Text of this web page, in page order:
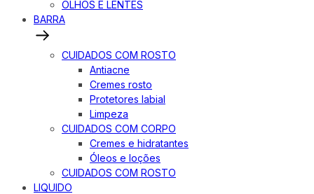
OLHOS E LENTES
BARRA
CUIDADOS COM ROSTO
Antiacne
Cremes rosto
Protetores labial
Limpeza
CUIDADOS COM CORPO
Cremes e hidratantes
Óleos e loções
CUIDADOS COM ROSTO
LIQUIDO